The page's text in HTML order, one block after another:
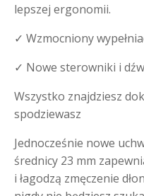
lepszej ergonomii.
✓ Wzmocniony
✓ Nowe sterowniki i
Wszystko znajdziesz
spodziewasz
Jednocześnie nowe
średnicy 23 mm
i łagodzą zmęczenie